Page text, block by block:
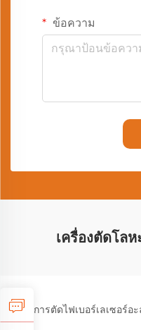
ข้อความ
เครื่องตัดโล
การตัดไฟเบอร์เลเซอร์อ